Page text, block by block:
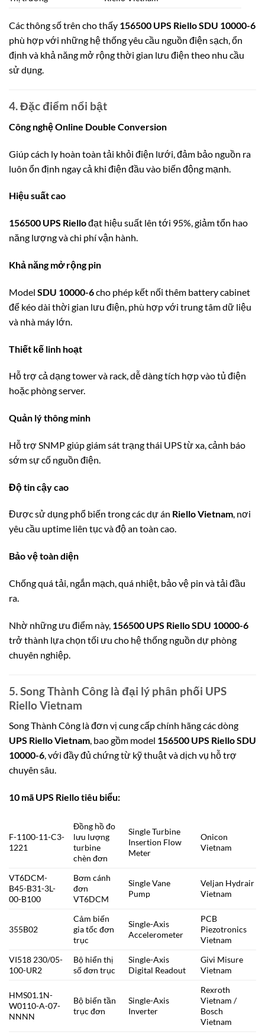
Các thông số trên cho thấy 156500 UPS Riello SDU 10000-6
phù hợp với những hệ thống yêu cầu nguồn điện sạch, ổn
định và khả năng mở rộng thời gian lưu điện theo nhu cầu
sử dụng.
4. Đặc điểm nổi bật
Công nghệ Online Double Conversion
Giúp cách ly hoàn toàn tải khỏi điện lưới, đảm bảo nguồn ra
luôn ổn định ngay cả khi điện đầu vào biến động mạnh.
Hiệu suất cao
156500 UPS Riellođạt hiệu suất lên tới 95%, giảm tổn hao
năng lượng và chi phí vận hành.
Khả năng mở rộng pin
Model SDU 10000-6cho phép kết nối thêm battery cabinet
để kéo dài thời gian lưu điện, phù hợp với trung tâm dữ liệu
và nhà máy lớn.
Thiết kế linh hoạt
Hỗ trợ cả dạng tower và rack, dễ dàng tích hợp vào tủ điện
hoặc phòng server.
Quản lý thông minh
Hỗ trợ SNMP giúp giám sát trạng thái UPS từ xa, cảnh báo
sớm sự cố nguồn điện.
Độ tin cậy cao
Được sử dụng phổ biến trong các dự án Riello Vietnam, nơi
yêu cầu uptime liên tục và độ an toàn cao.
Bảo vệ toàn diện
Chống quá tải, ngắn mạch, quá nhiệt, bảo vệ pin và tải đầu
ra.
Nhờ những ưu điểm này, 156500 UPS Riello SDU 10000-6
trở thành lựa chọn tối ưu cho hệ thống nguồn dự phòng
chuyên nghiệp.
5. Song Thành Công là đại lý phân phối UPS
Riello Vietnam
Song Thành Công là đơn vị cung cấp chính hãng các dòng
UPS Riello Vietnam, bao gồm model 156500 UPS Riello SDU
10000-6, với đầy đủ chứng từ kỹ thuật và dịch vụ hỗ trợ
chuyên sâu.
10 mã UPS Riello tiêu biểu:
F-1100-11-C3-
1221
Đồng hồ đo
lưu lượng
turbine
chèn đơn
Single Turbine
Insertion Flow
Meter
Onicon
Vietnam
VT6DCM-
B45-B31-3L-
00-B100
Bơm cánh
đơn
VT6DCM
Single Vane
Pump
Veljan Hydrair
Vietnam
355B02
Cảm biến
gia tốc đơn
trục
Single-Axis
Accelerometer
PCB
Piezotronics
Vietnam
VI518 230/05-
100-UR2
Bộ hiển thị
số đơn trục
Single-Axis
Digital Readout
Givi Misure
Vietnam
HMS01.1N-
W0110-A-07-
NNNN
Bộ biến tần
trục đơn
Single-Axis
Inverter
Rexroth
Vietnam /
Bosch
Vietnam